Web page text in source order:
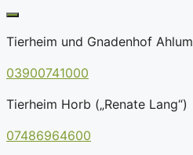
Tierheim und Gnadenhof Ahlum
03900741000
Tierheim Horb („Renate Lang“)
07486964600